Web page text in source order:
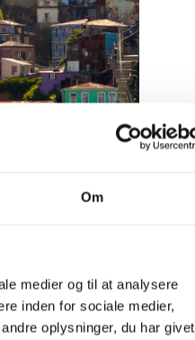
Om
medier og til at analysere
inden for sociale medier,
oplysninger, du har givet